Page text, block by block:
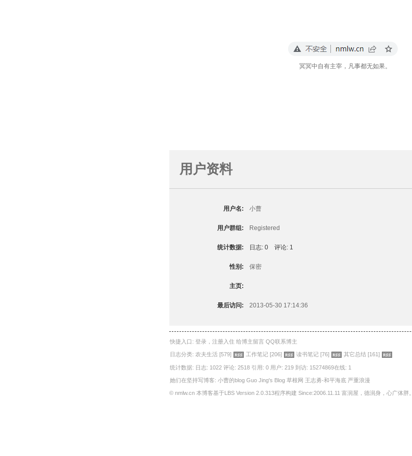
冥冥中自有主宰，凡事都无如果。
用户资料
用户名: 小曹
用户群组: Registered
统计数据: 日志: 0 评论: 1
性别: 保密
主页:
最后访问: 2013-05-30 17:14:36
快捷入口: 登录 ， 注册入住 给博主留言 QQ联系博主
日志分类: 农夫生活 [579] 工作笔记 [206] 读书笔记 [76] 其它总结 [161]
统计数据: 日志: 1022 评论: 2518 引用: 0 用户: 219 到访: 15274869在线: 1
她们在坚持写博客: 小曹的blog Guo Jing's Blog 草根网 王志勇-和平海底 严重浪漫
© nmlw.cn 本博客基于LBS Version 2.0.313程序构建 Since:2006.11.11 富润屋，德润身，心广体胖。